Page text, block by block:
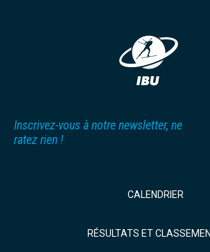
Inscrivez-vous à notre newsletter, ne
ratez rien !
CALENDRIER
RÉSULTATS ET